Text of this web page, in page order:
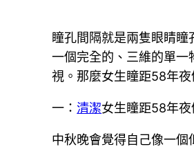
瞳孔間隔就是兩隻眼睛
一個完全的、三維的單
視。那麼女生瞳距58年
一：清潔女生瞳距58年
中秋晚會覺得自己像一